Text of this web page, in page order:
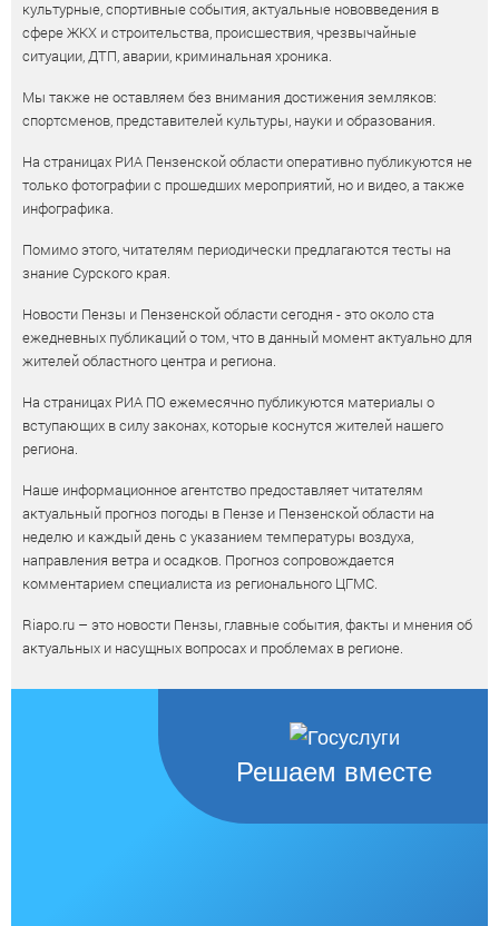
культурные, спортивные события, актуальные нововведения в
сфере ЖКХ и строительства, происшествия, чрезвычайные
ситуации, ДТП, аварии, криминальная хроника.
Мы также не оставляем без внимания достижения земляков:
спортсменов, представителей культуры, науки и образования.
На страницах РИА Пензенской области оперативно публикуются не
только фотографии с прошедших мероприятий, но и видео, а также
инфографика.
Помимо этого, читателям периодически предлагаются тесты на
знание Сурского края.
Новости Пензы и Пензенской области сегодня - это около ста
ежедневных публикаций о том, что в данный момент актуально для
жителей областного центра и региона.
На страницах РИА ПО ежемесячно публикуются материалы о
вступающих в силу законах, которые коснутся жителей нашего
региона.
Наше информационное агентство предоставляет читателям
актуальный прогноз погоды в Пензе и Пензенской области на
неделю и каждый день с указанием температуры воздуха,
направления ветра и осадков. Прогноз сопровождается
комментарием специалиста из регионального ЦГМС.
Riapo.ru – это новости Пензы, главные события, факты и мнения об
актуальных и насущных вопросах и проблемах в регионе.
Решаем вместе